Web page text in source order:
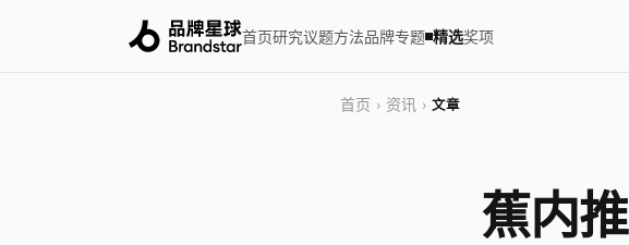
首页研究议题方法品牌专题 精选奖项
首页 › 资讯 › 文章
蕉内